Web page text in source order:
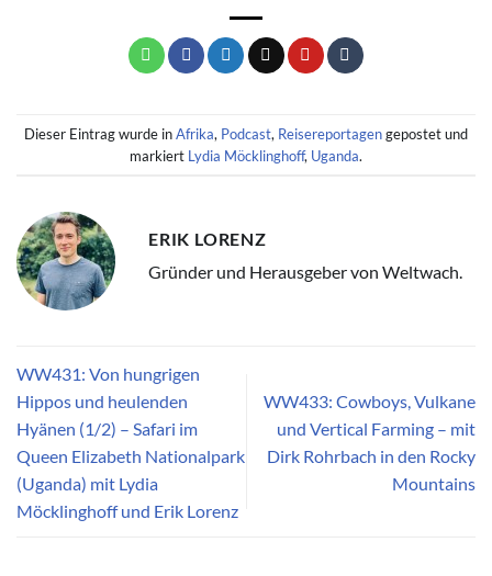
Dieser Eintrag wurde inAfrika, Podcast, Reisereportagengepostet und
markiert Lydia Möcklinghoff, Uganda.
ERIK LORENZ
Gründer und Herausgeber von Weltwach.
WW431: Von hungrigen
Hippos und heulenden
Hyänen (1/2) – Safari im
Queen Elizabeth Nationalpark
(Uganda) mit Lydia
Möcklinghoff und Erik Lorenz
WW433: Cowboys, Vulkane
und Vertical Farming – mit
Dirk Rohrbach in den Rocky
Mountains